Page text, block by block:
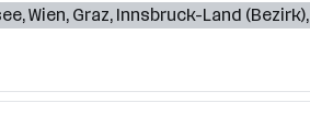
,Wien, Graz, Innsbruck-Land (Bezirk),